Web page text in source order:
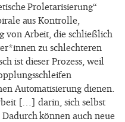
Proletarisierung“
aus Kontrolle,
von Arbeit, die schließlich
zu schlechteren
ist dieser Prozess, weil
Automatisierung dienen.
[…] darin, sich selbst
können auch neue